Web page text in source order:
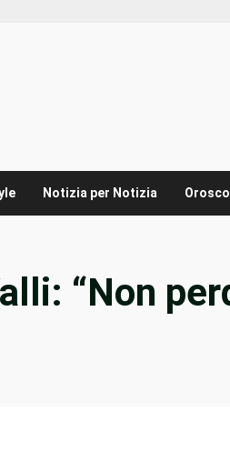
Notizia per Notizia
“Non